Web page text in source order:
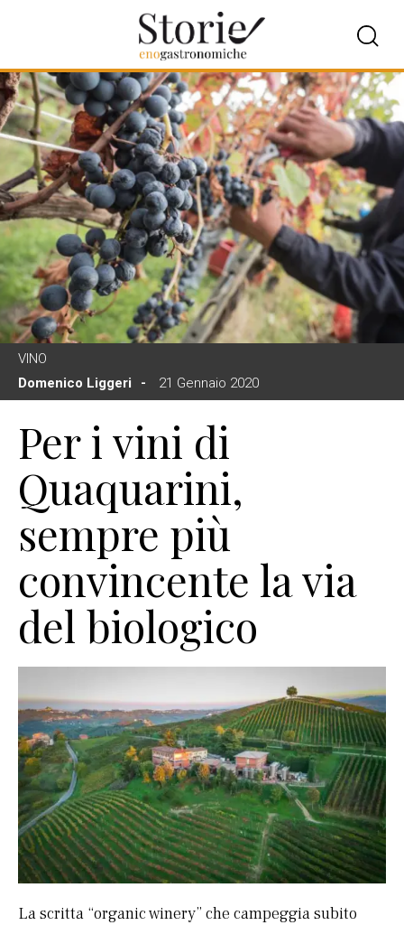
VINO
Domenico Liggeri
21 Gennaio 2020
Per i vini di
Quaquarini,
sempre più
convincente la via
del biologico
La scritta “organic winery” che campeggia subito